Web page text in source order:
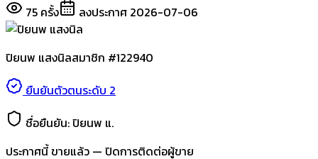
75 ครั้ง ลงประกาศ 2026-07-06
ปิยนพ แสงนิลสมาชิก #122940
ยืนยันตัวตนระดับ 2
ชื่อยืนยัน:ปิยนพ แ.
ประกาศนี้ขายแล้ว — ปิดการติดต่อผู้ขาย